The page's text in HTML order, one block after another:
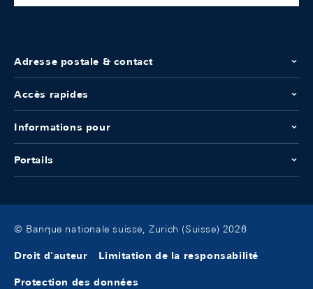
Adresse postale & contact
Accès rapides
Informations pour
Portails
© Banque nationale suisse, Zurich (Suisse) 2026
Droit d'auteur Limitation de la responsabilité
Protection des données